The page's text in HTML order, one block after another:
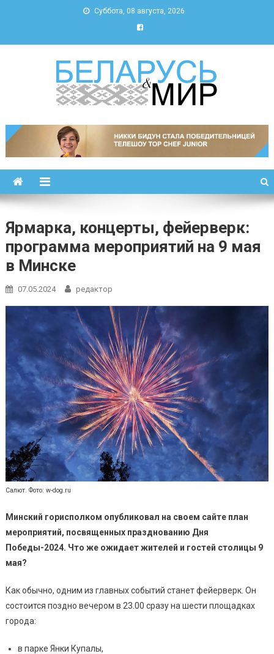
Суббота, 08 августа, 2026
Беларусь и мир
Ярмарка, концерты, фейерверк:
программа мероприятий на 9 мая
в Минске
07.05.2024 редактор
Салют. Фото: w-dog.ru
Минский горисполком опубликовал на своем сайте план
мероприятий, посвященных празднованию Дня
Победы-2024. Что же ожидает жителей и гостей столицы 9
мая?
Как обычно, одним из главных событий станет фейерверк. Он
состоится поздно вечером в 23.00 сразу на шести площадках
города:
в парке Янки Купалы,